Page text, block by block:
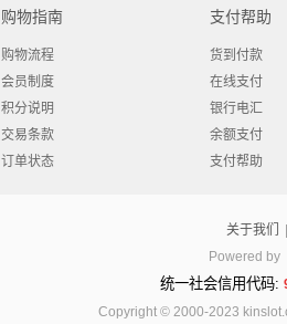
购物指南
购物流程
会员制度
积分说明
交易条款
订单状态
支付帮助
货到付款
在线支付
银行电汇
余额支付
支付帮助
关于我们
Powered by
统一社会信用代码:
Copyright © 2000-2023